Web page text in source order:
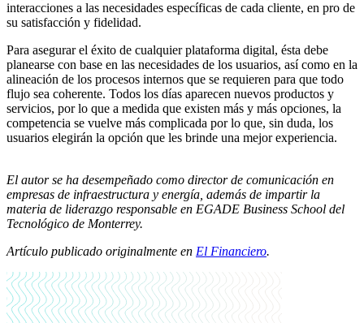
interacciones a las necesidades específicas de cada cliente, en pro de
su satisfacción y fidelidad.
Para asegurar el éxito de cualquier plataforma digital, ésta debe
planearse con base en las necesidades de los usuarios, así como en la
alineación de los procesos internos que se requieren para que todo
flujo sea coherente. Todos los días aparecen nuevos productos y
servicios, por lo que a medida que existen más y más opciones, la
competencia se vuelve más complicada por lo que, sin duda, los
usuarios elegirán la opción que les brinde una mejor experiencia.
El autor se ha desempeñado como director de comunicación en
empresas de infraestructura y energía, además de impartir la
materia de liderazgo responsable en EGADE Business School del
Tecnológico de Monterrey.
Artículo publicado originalmente en El Financiero.